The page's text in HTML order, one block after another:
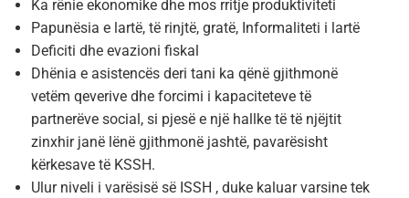
Ka rënie ekonomike dhe mos rritje produktiviteti
Papunësia e lartë, të rinjtë, gratë, Informaliteti i lartë
Deficiti dhe evazioni fiskal
Dhënia e asistencës deri tani ka qënë gjithmonë
vetëm qeverive dhe forcimi i kapaciteteve të
partnerëve social, si pjesë e një hallke të të njëjtit
zinxhir janë lënë gjithmonë jashtë, pavarësisht
kërkesave të KSSH.
Ulur niveli i varësisë së ISSH , duke kaluar varsine tek